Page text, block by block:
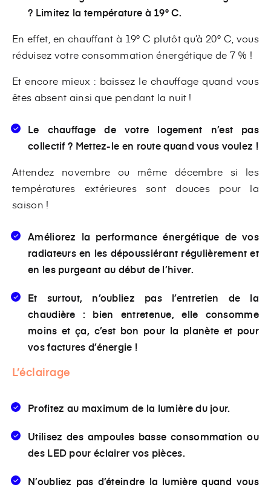
? Limitez la température à 19° C.
En effet, en chauffant à 19° C plutôt qu’à 20° C, vous
réduisez votre consommation énergétique de 7 % !
Et encore mieux : baissez le chauffage quand vous
êtes absent ainsi que pendant la nuit !
Le chauffage de votre logement n’est pas
collectif ? Mettez-le en route quand vous voulez !
Attendez novembre ou même décembre si les
températures extérieures sont douces pour la
saison !
Améliorez la performance énergétique de vos
radiateurs en les dépoussiérant régulièrement et
en les purgeant au début de l’hiver.
Et surtout, n’oubliez pas l’entretien de la
chaudière : bien entretenue, elle consomme
moins et ça, c’est bon pour la planète et pour
vos factures d’énergie !
L’éclairage
Profitez au maximum de la lumière du jour.
Utilisez des ampoules basse consommation ou
des LED pour éclairer vos pièces.
N’oubliez pas d’éteindre la lumière quand vous